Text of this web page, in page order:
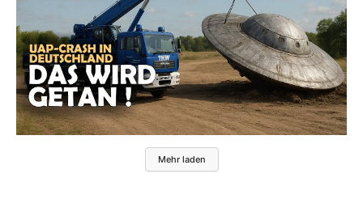
Mehr laden